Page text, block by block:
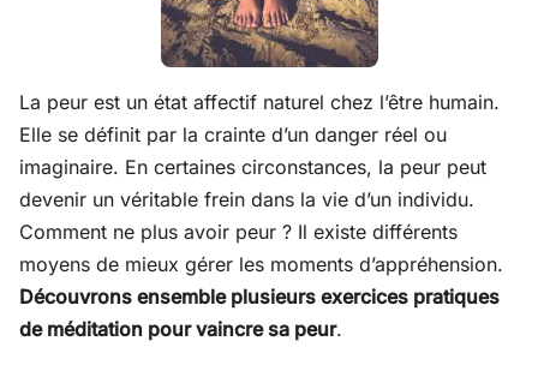
La peur est un état affectif naturel chez l’être humain.
Elle se définit par la crainte d’un danger réel ou
imaginaire. En certaines circonstances, la peur peut
devenir un véritable frein dans la vie d’un individu.
Comment ne plus avoir peur ? Il existe différents
moyens de mieux gérer les moments d’appréhension.
Découvrons ensemble plusieurs exercices pratiques
de méditation pour vaincre sa peur.